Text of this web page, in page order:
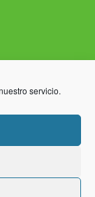
servicio.